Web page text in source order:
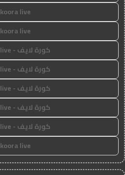
koora live
koora live
كورة لايف - koora live
كورة لايف - koora live
كورة لايف - koora live
كورة لايف - koora live
كورة لايف - koora live
koora live